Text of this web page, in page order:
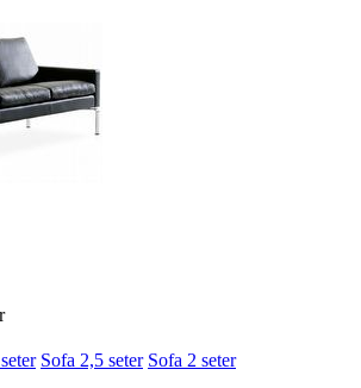
Sofa 2,5 seter Sofa 2 seter